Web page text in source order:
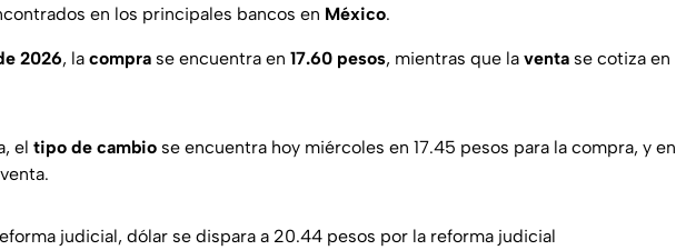
en los principales bancos en México.
2026, la compra se encuentra en 17.60 pesos, mientras que la venta se cotiza en
el tipo de cambio se encuentra hoy miércoles en 17.45 pesos para la compra, y en
judicial, dólar se dispara a 20.44 pesos por la reforma judicial